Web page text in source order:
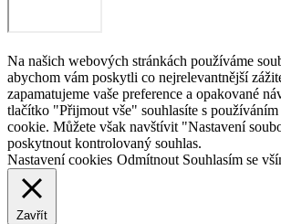
Na našich webových stránkách používáme
abychom vám poskytli co nejrelevantnější
zapamatujeme vaše preference a opakované
tlačítko "Přijmout vše" souhlasíte s
cookie. Můžete však navštívit "Nastavení
poskytnout kontrolovaný souhlas.
Nastavení cookies Odmítnout Souhlasím se
Zavřít